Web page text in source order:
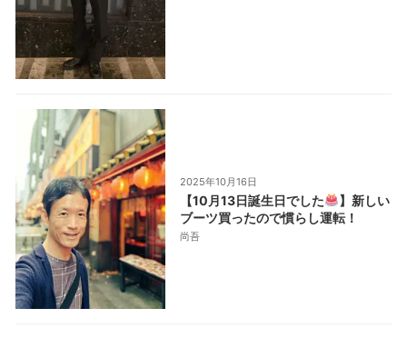
2025年10月16日
【10月13日誕生日でした
】新しい
ブーツ買ったので慣らし運転！
尚吾